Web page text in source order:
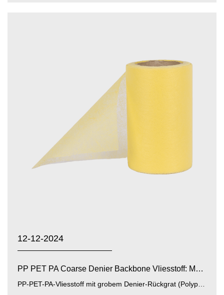
12-12-2024
PP PET PA Coarse Denier Backbone Vliesstoff: Materialei...